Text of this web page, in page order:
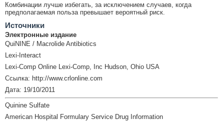
Комбинации лучше избегать, за исключением случаев, когда
предполагаемая польза превышает вероятный риск.
Источники
Электронные издание
QuiNINE / Macrolide Antibiotics
Lexi-Interact
Lexi-Comp Online Lexi-Comp, Inc Hudson, Ohio USA
Ссылка: http://www.crlonline.com
Дата: 19/10/2011
Quinine Sulfate
American Hospital Formulary Service Drug Information